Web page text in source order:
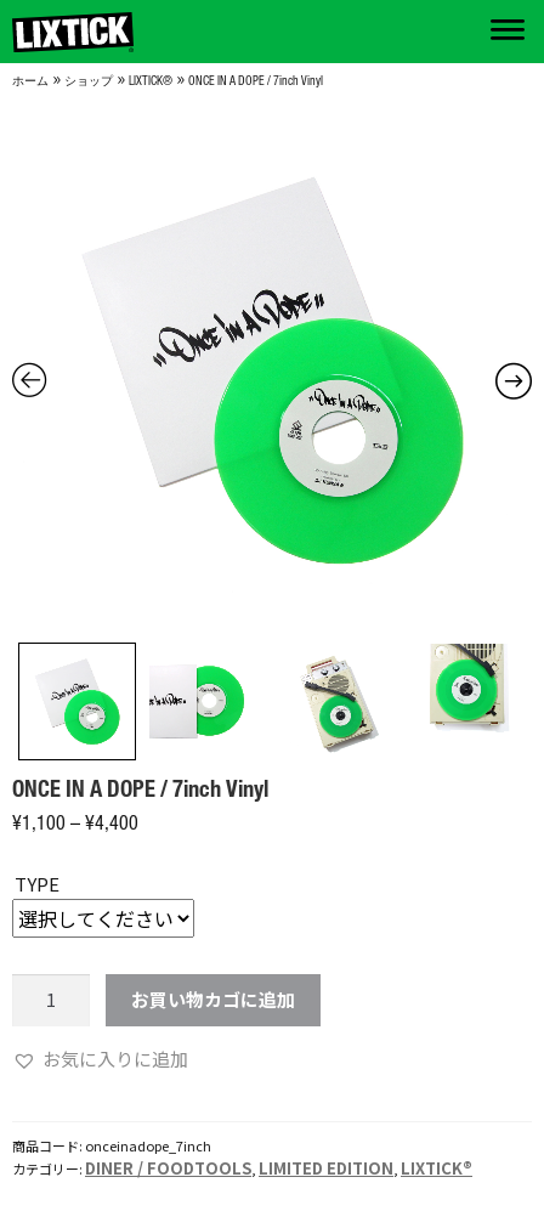
ホーム » ショップ» LIXTICK® » ONCE IN A DOPE / 7inch Vinyl
ONCE IN A DOPE / 7inch Vinyl
¥ 1,100 – ¥4,400
¥1,100
¥4,400
TYPE
DOPE
Vinyl
お買い物カゴに追加
お気に入りに追加
商品コード: onceinadope_7inch
カテゴリー: DINER / FOODTOOLS LIMITED EDITION LIXTICK®